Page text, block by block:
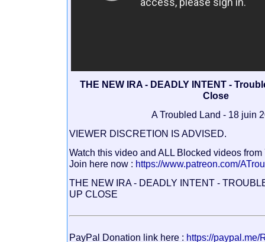
THE NEW IRA - DEADLY INTENT -
Close
A Troubled Land - 18 juin
VIEWER DISCRETION IS ADVISED.
Watch this video and ALL Blocked videos
Join here now : https://www.patreon.com/
THE NEW IRA - DEADLY INTENT -
UP CLOSE
PayPal Donation link here : https://